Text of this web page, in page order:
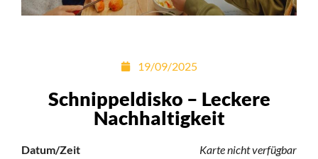
19/09/2025
Schnippeldisko – Leckere
Nachhaltigkeit
Karte nicht verfügbar
Datum/Zeit